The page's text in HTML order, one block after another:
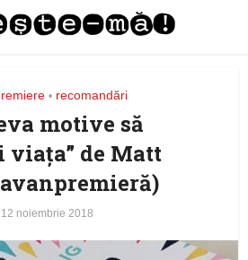
• recomandări
motive să
viața” de Matt
12 noiembrie 2018